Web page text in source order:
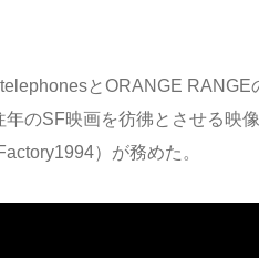
とORANGE RANGE
のSF映画を彷彿とさせる映
）が務めた。